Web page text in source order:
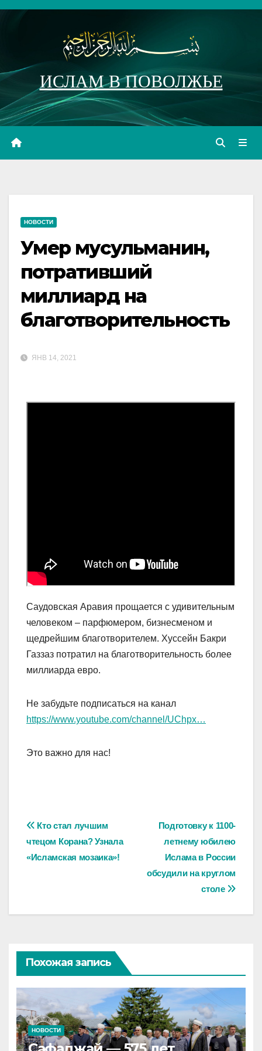
Перейти
ИСЛАМ В ПОВОЛЖЬЕ
НОВОСТИ
Умер мусульманин,
потративший
миллиард на
благотворительность
ЯНВ 14, 2021
Саудовская Аравия прощается с удивительным
человеком – парфюмером, бизнесменом и
щедрейшим благотворителем. Хуссейн Бакри
Газзаз потратил на благотворительность более
миллиарда евро.
Не забудьте подписаться на канал
https://www.youtube.com/channel/UChpx…
Это важно для нас!
Навигация
по
Подготовку к 1100-
летнему юбилею
Ислама в России
обсудили на круглом
столе
Кто стал лучшим
чтецом Корана? Узнала
«Исламская мозаика»!
Похожая запись
НОВОСТИ